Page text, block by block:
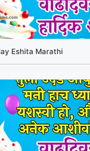
Eshita Marathi